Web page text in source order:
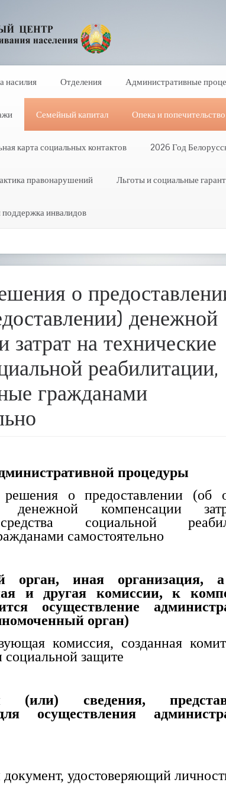
насилия Отделения Административные
Семейный капитал Опека и попечительство
карта социальных контактов 2026 Год
правонарушений Льготы и социальные
поддержка инвалидов
о
денежной
затрат на технические
реабилитации,
гражданами
процедуры
о предоставлении (об
денежной компенсации
социальной
самостоятельно
орган, иная организация,
и другая комиссии, к
осуществление
орган)
комиссия, созданная
социальной защите
сведения,
осуществления
удостоверяющий